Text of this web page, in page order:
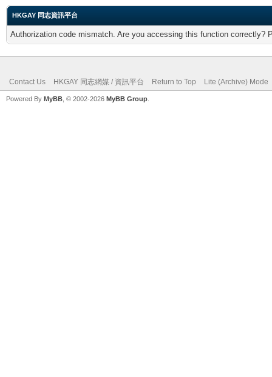
HKGAY 同志資訊平台
Authorization code mismatch. Are you accessing this function correctly?
Contact Us HKGAY 同志網媒 / 資訊平台 Return to Top Lite (Archive) Mode
Powered By MyBB , © 2002-2026 MyBB Group